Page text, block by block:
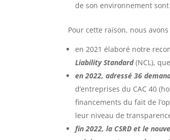
de son environnement
Pour cette raison, nous avons
en 2021 élaboré notre
Liability Standard(NCL),
en 2022, adressé 36
d’entreprises du CAC 40
financements du fait de
leur niveau de
fin 2022, la CSRD et le